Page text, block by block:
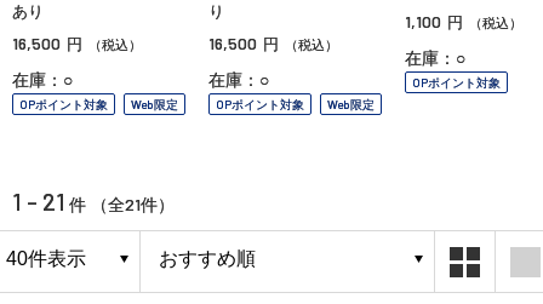
あり
16,500 円 （税込）
在庫：○
OPポイント対象 Web限定
り
16,500 円 （税込）
在庫：○
OPポイント対象 Web限定
1,100 円 （税込）
在庫：○
OPポイント対象
1 - 21 件 （全21件）